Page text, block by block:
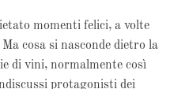
momenti felici, a volte
cosa si nasconde dietro la
di vini, normalmente così
protagonisti dei